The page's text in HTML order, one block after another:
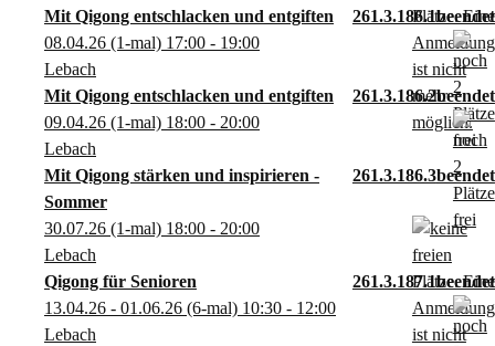
Mit Qigong entschlacken und entgiften
261.3.186.1
08.04.26 (1-mal) 17:00 - 19:00
Lebach
Mit Qigong entschlacken und entgiften
261.3.186.2
09.04.26 (1-mal) 18:00 - 20:00
Lebach
Mit Qigong stärken und inspirieren -
Sommer
261.3.186.3
30.07.26 (1-mal) 18:00 - 20:00
Lebach
Qigong für Senioren
261.3.187.1
13.04.26 - 01.06.26 (6-mal) 10:30 - 12:00
Lebach